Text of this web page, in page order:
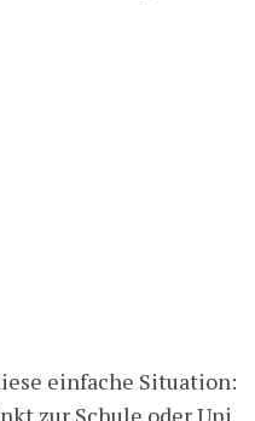
einfache Situation:
zur Schule oder Uni,